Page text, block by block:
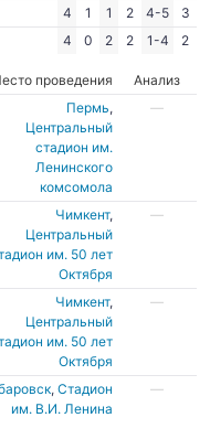
4 1 1 2 4-5
3
4 0 2 2 1-4 2
проведения
Анализ
Пермь,
Центральный
стадион им.
Ленинского
комсомола
—
Чимкент,
Центральный
им. 50 лет
Октября
—
Чимкент,
Центральный
им. 50 лет
Октября
—
,Стадион
им. В.И. Ленина
—